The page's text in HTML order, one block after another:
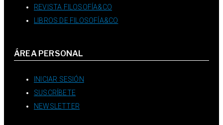
REVISTA FILOSOFÍA&CO
LIBROS DE FILOSOFÍA&CO
ÁREA PERSONAL
INICIAR SESIÓN
SUSCRÍBETE
NEWSLETTER